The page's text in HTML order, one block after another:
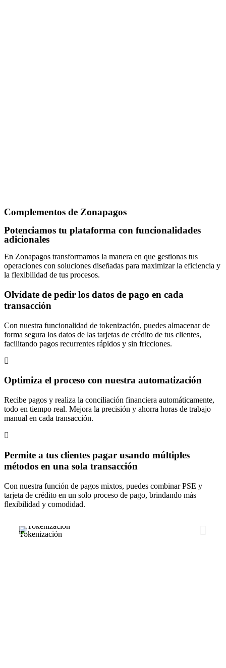
Complementos de Zonapagos
Potenciamos tu plataforma con funcionalidades
adicionales
En Zonapagos transformamos la manera en que gestionas tus
operaciones con soluciones diseñadas para maximizar la eficiencia y
la flexibilidad de tus procesos.
Olvídate de pedir los datos de pago en cada
transacción
Con nuestra funcionalidad de tokenización, puedes almacenar de
forma segura los datos de las tarjetas de crédito de tus clientes,
facilitando pagos recurrentes rápidos y sin fricciones.
Optimiza el proceso con nuestra automatización
Recibe pagos y realiza la conciliación financiera automáticamente,
todo en tiempo real. Mejora la precisión y ahorra horas de trabajo
manual en cada transacción.
Permite a tus clientes pagar usando múltiples
métodos en una sola transacción
Con nuestra función de pagos mixtos, puedes combinar PSE y
tarjeta de crédito en un solo proceso de pago, brindando más
flexibilidad y comodidad.
Tokenización